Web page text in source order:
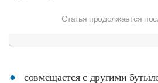
Статья продолжается
совмещается с другими